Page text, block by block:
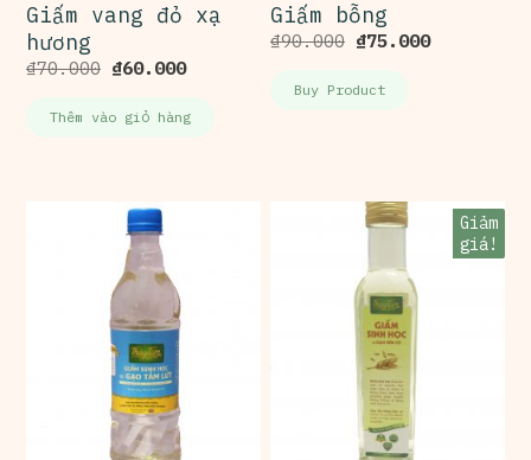
Giấm vang đỏ xạ
hương
₫70.000 ₫60.000
Thêm vào giỏ hàng
Giấm bỗng
₫90.000 ₫75.000
Buy Product
Giảm
giá!